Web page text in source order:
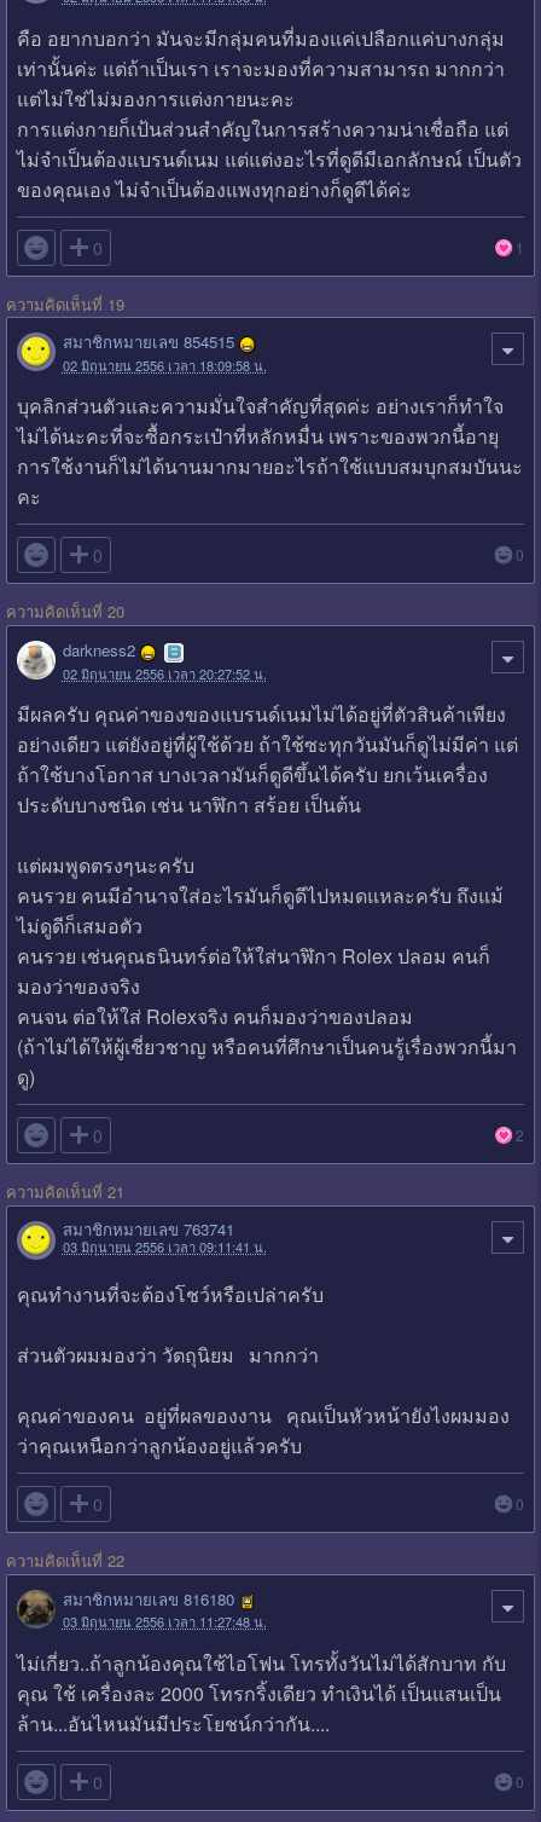
คือ อยากบอกว่า มันจะมีกลุ่มคนที่มองแค่เปลือกแค่บางกลุ่ม
เท่านั้นค่ะ แต่ถ้าเป็นเรา เราจะมองที่ความสามารถ มากกว่า
แต่ไม่ใช่ไม่มองการแต่งกายนะคะ
การแต่งกายก็เป้นส่วนสำคัญในการสร้างความน่าเชื่อถือ แต่
ไม่จำเป็นต้องแบรนด์เนม แต่แต่งอะไรที่ดูดีมีเอกลักษณ์ เป็นตัว
ของคุณเอง ไม่จำเป็นต้องแพงทุกอย่างก็ดูดีได้ค่ะ
 0 1
ความคิดเห็นที่ 19
สมาชิกหมายเลข 854515
02 มิถุนายน 2556 เวลา 18:09:58 น.
บุคลิกส่วนตัวและความมั่นใจสำคัญที่สุดค่ะ อย่างเราก็ทำใจ
ไม่ได้นะคะที่จะซื้อกระเป๋าที่หลักหมื่น เพราะของพวกนี้อายุ
การใช้งานก็ไม่ได้นานมากมายอะไรถ้าใช้แบบสมบุกสมบันนะ
คะ
 0 0
ความคิดเห็นที่ 20
darkness2
02 มิถุนายน 2556 เวลา 20:27:52 น.
มีผลครับ คุณค่าของของแบรนด์เนมไม่ได้อยู่ที่ตัวสินค้าเพียง
อย่างเดียว แต่ยังอยู่ที่ผู้ใช้ด้วย ถ้าใช้ซะทุกวันมันก็ดูไม่มีค่า แต่
ถ้าใช้บางโอกาส บางเวลามันก็ดูดีขึ้นได้ครับ ยกเว้นเครื่อง
ประดับบางชนิด เช่น นาฬิกา สร้อย เป็นต้น
แต่ผมพูดตรงๆนะครับ
คนรวย คนมีอำนาจใส่อะไรมันก็ดูดีไปหมดแหละครับ ถึงแม้
ไม่ดูดีก็เสมอตัว
คนรวย เช่นคุณธนินทร์ต่อให้ใส่นาฬิกา Rolex ปลอม คนก็
มองว่าของจริง
คนจน ต่อให้ใส่ Rolexจริง คนก็มองว่าของปลอม
(ถ้าไม่ได้ให้ผู้เชี่ยวชาญ หรือคนที่ศึกษาเป็นคนรู้เรื่องพวกนี้มา
ดู)
 0 2
ความคิดเห็นที่ 21
สมาชิกหมายเลข 763741
03 มิถุนายน 2556 เวลา 09:11:41 น.
คุณทำงานที่จะต้องโชว์หรือเปล่าครับ
ส่วนตัวผมมองว่า วัตถุนิยม มากกว่า
คุณค่าของคน อยู่ที่ผลของงาน คุณเป็นหัวหน้ายังไงผมมอง
ว่าคุณเหนือกว่าลูกน้องอยู่แล้วครับ
 0 0
ความคิดเห็นที่ 22
สมาชิกหมายเลข 816180
03 มิถุนายน 2556 เวลา 11:27:48 น.
ไม่เกี่ยว..ถ้าลูกน้องคุณใช้ไอโฟน โทรทั้งวันไม่ได้สักบาท กับ
คุณ ใช้ เครื่องละ 2000 โทรกริ้งเดียว ทำเงินได้ เป็นแสนเป็น
ล้าน...อันไหนมันมีประโยชน์กว่ากัน....
 0 0